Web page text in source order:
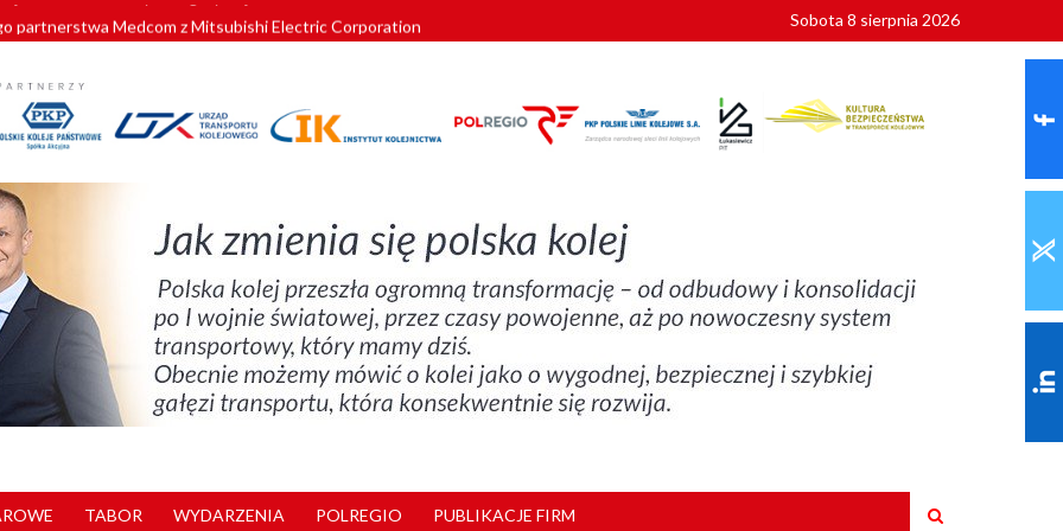
partnerstwa Medcom z Mitsubishi Electric Corporation
znów szuka dostawcy nowych EZT
kolejowych w północnej Wielkopolsce. Łatwiejsze dojazdy do pracy i szkoły
nowe standardy kategoryzacji dworców
Sobota 8 sierpnia 2026
TABOR WYDARZENIA POLREGIO PUBLIKACJE FIRM